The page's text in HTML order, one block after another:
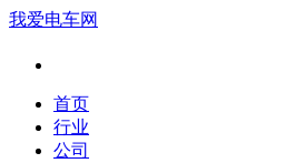
我爱电车网
首页
行业
公司